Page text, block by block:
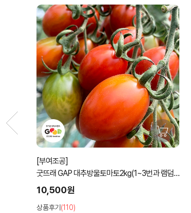
[(주)영파머스농업회사법인]
GAP 완숙토마토2kg(1~3번과)~
8,500원
상품후기 (21)